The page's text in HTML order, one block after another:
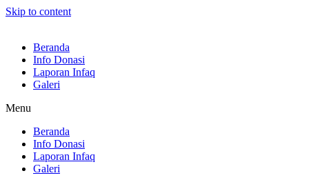
Skip to content
Beranda
Info Donasi
Laporan Infaq
Galeri
Menu
Beranda
Info Donasi
Laporan Infaq
Galeri